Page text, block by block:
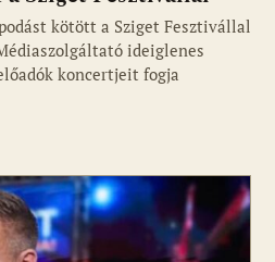
kötött a Sziget Fesztivállal
ideiglenes
koncertjeit fogja